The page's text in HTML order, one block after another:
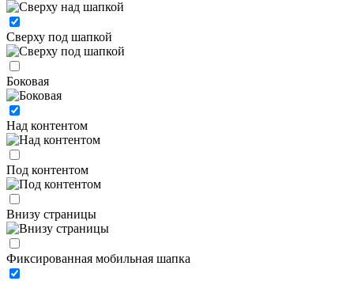
Сверху под шапкой
Боковая
Над контентом
Под контентом
Внизу страницы
Фиксированная мобильная шапка